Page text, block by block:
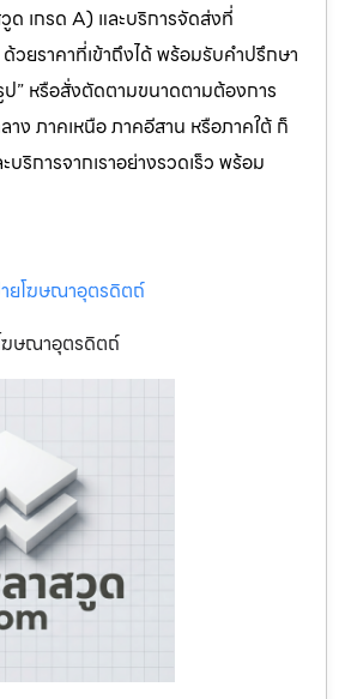
ด เกรด A) และบริการจัดส่งที่
วยราคาที่เข้าถึงได้ พร้อมรับคำปรึกษา
ป” หรือสั่งตัดตามขนาดตามต้องการ
ง ภาคเหนือ ภาคอีสาน หรือภาคใต้ ก็
บริการจากเราอย่างรวดเร็ว พร้อม
ยโฆษณาอุตรดิตถ์
ฆษณาอุตรดิตถ์